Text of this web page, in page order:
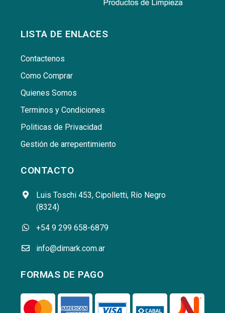
LISTA DE ENLACES
Contactenos
Como Comprar
Quienes Somos
Terminos y Condiciones
Politicas de Privacidad
Gestión de arrepentimiento
CONTACTO
Luis Toschi 453, Cipolletti, Río Negro
(8324)
+54 9 299 658-6879
info@dimark.com.ar
FORMAS DE PAGO